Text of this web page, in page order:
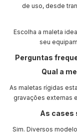
de uso, desde
Escolha a maleta
seu
Perguntas
Qual a
As maletas rígidas
gravações externas
As cases
Sim. Diversos